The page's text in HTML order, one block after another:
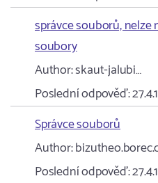
správce souborů, nelze
soubory
Author:skaut-jalubi…
Poslední odpověď:
Správce souborů
Author:
Poslední odpověď: